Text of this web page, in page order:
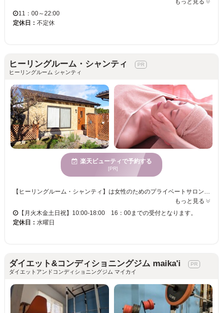
もっと見る
11：00～22:00
定休日： 不定休
ヒーリングルーム・シャンティ
ヒーリングルーム シャンティ
楽天ビューティで予約する
[PR]
【ヒーリングルーム・シャンティ】は女性のためのプライベートサロンで、心と身体の両面から健やかさをサポートします☆ アロマの香りに包まれた癒しの空間で、20年の経験を持つベテランセラピストが一人ひとりに寄り添ったケアを提供。 嗅覚反応分析でのアロマカウンセリングや分子栄養学の知識を取り入れたアプローチで、内側からの健康と美しさを引き出します。 女性特有のお悩みや不調に、オーダーメイドの施術で丁寧に対応。誰にも気兼ねなく過ごせる完全予約制の隠れ家サロンで、あなただけの特別な時間をお過ごしください。健やかに、美しく、あなた本来の輝きを取り戻すお手伝いをいたします♪
もっと見る
【月火木金土日祝】10:00-18:00 16：00までの受付となります。
定休日： 水曜日
ダイエット&コンディショニングジム maika'i
ダイエットアンドコンディショニングジム マイカイ